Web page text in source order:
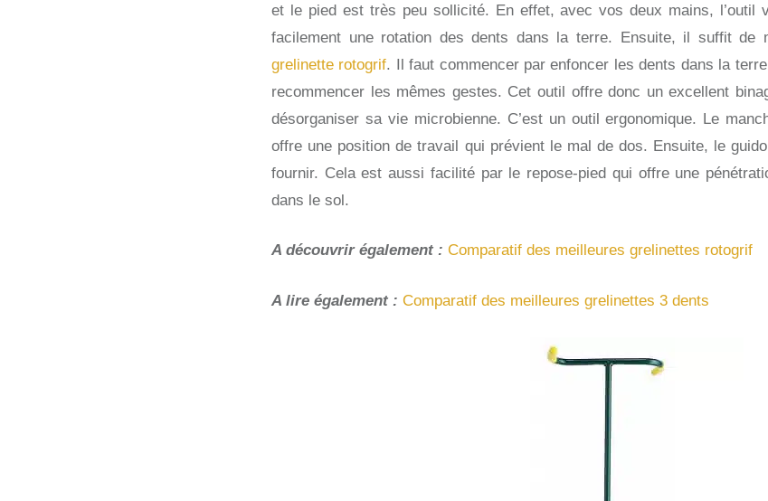
et le pied est très peu sollicité. En effet, avec vos deux mains, l’outil
facilement une rotation des dents dans la terre. Ensuite, il suffit de
grelinette rotogrif. Il faut commencer par enfoncer les dents dans la
recommencer les mêmes gestes. Cet outil offre donc un excellent
désorganiser sa vie microbienne. C’est un outil ergonomique. Le
offre une position de travail qui prévient le mal de dos. Ensuite, le
fournir. Cela est aussi facilité par le repose-pied qui offre une
dans le sol.
A découvrir également : Comparatif des meilleures grelinettes rotogrif
A lire également : Comparatif des meilleures grelinettes 3 dents